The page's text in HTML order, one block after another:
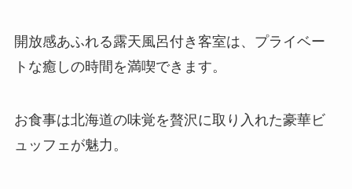
開放感あふれる露天風呂付き客室は、プライベー
トな癒しの時間を満喫できます。
お食事は北海道の味覚を贅沢に取り入れた豪華ビ
ュッフェが魅力。